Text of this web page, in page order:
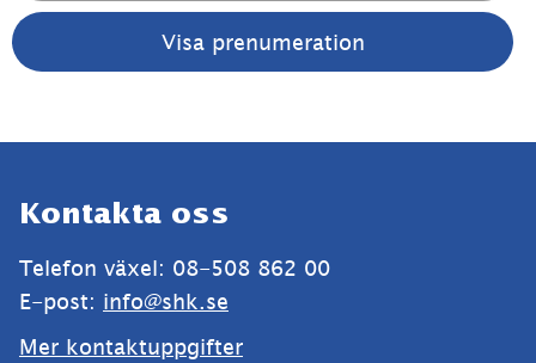
Kontakta oss
Telefon växel: 08-508 862 00
E-post: info@shk.se
Mer kontaktuppgifter